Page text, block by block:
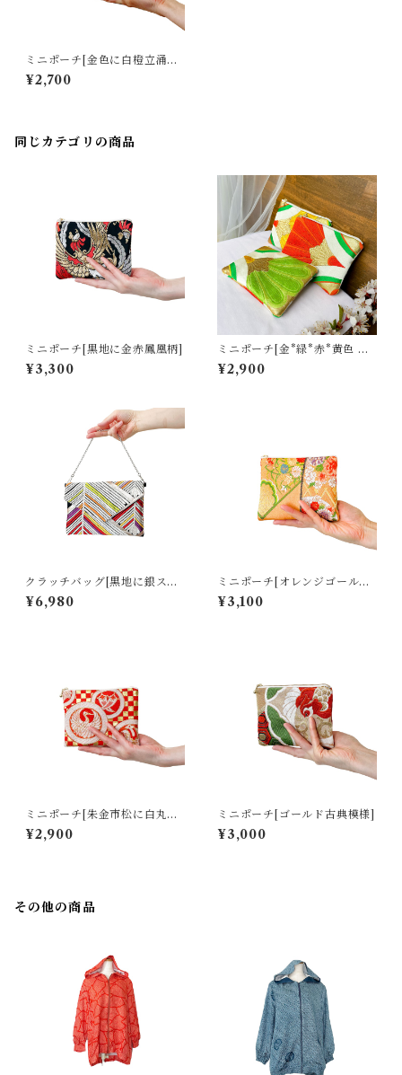
ミニポーチ[金色に白橙立涌模
様]
¥2,700
同じカテゴリの商品
ミニポーチ[黒地に金赤鳳凰柄]
¥3,300
ミニポーチ[金*緑*赤*黄色 菊
青海波]
¥2,900
クラッチバッグ[黒地に銀スト
ライプ]
¥6,980
ミニポーチ[オレンジゴールド*
花尽くし織出し模様]
¥3,100
ミニポーチ[朱金市松に白丸紋
*鶴と花]
¥2,900
ミニポーチ[ゴールド古典模様]
¥3,000
その他の商品